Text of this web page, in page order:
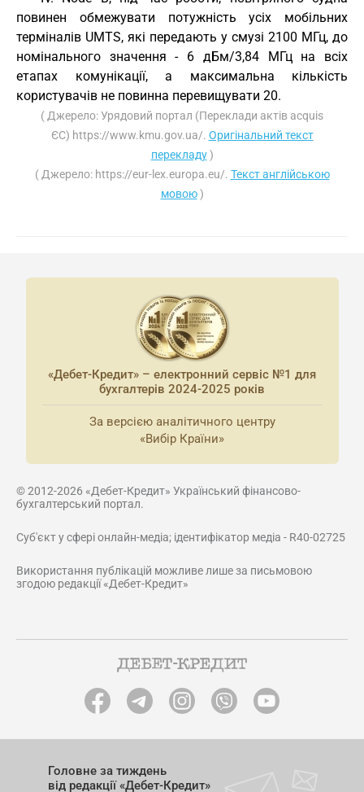
повинен обмежувати потужність усіх мобільних
терміналів UMTS, які передають у смузі 2100 МГц, до
номінального значення - 6 дБм/3,84 МГц на всіх
етапах комунікації, а максимальна кількість
користувачів не повинна перевищувати 20.
( Джерело: Урядовий портал (Переклади актів acquis
ЄС) https://www.kmu.gov.ua/. Оригінальний текст
перекладу)
( Джерело: https://eur-lex.europa.eu/. Текст англійською
мовою)
«Дебет-Кредит» – електронний сервіс №1 для
бухгалтерів 2024-2025 років
За версією аналітичного центру
«Вибір Країни»
© 2012-2026 «Дебет-Кредит» Український фінансово-
бухгалтерський портал.
Суб'єкт у сфері онлайн-медіа; ідентифікатор медіа - R40-02725
Використання публікацій можливе лише за письмовою
згодою редакції «Дебет-Кредит»
Головне за тиждень
від редакції «Дебет-Кредит»